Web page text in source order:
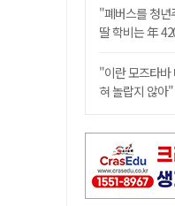
"폐버스를 청
딸 학비는 年
"이란 모즈타
혀 놀랍지 않아"